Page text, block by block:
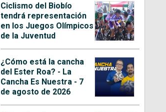
Ciclismo del Biobío
tendrá representación
en los Juegos Olímpicos
de la Juventud
¿Cómo está la cancha
del Ester Roa? - La
Cancha Es Nuestra - 7
de agosto de 2026